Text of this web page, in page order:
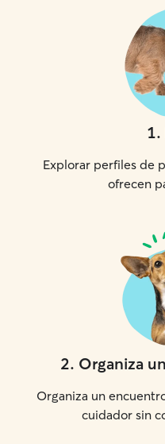
1.
Explorar perfiles de
ofrecen
2. Organiza
Organiza un
cuidador sin